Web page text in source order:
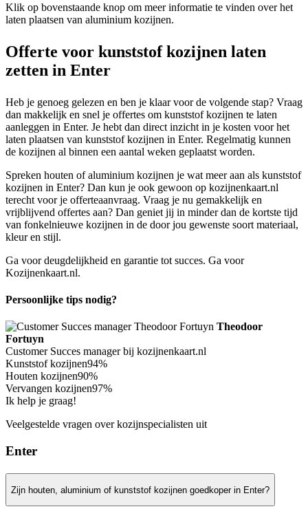
Klik op bovenstaande knop om meer informatie te vinden over het
laten plaatsen van aluminium kozijnen.
Offerte voor kunststof kozijnen laten
zetten in Enter
Heb je genoeg gelezen en ben je klaar voor de volgende stap? Vraag
dan makkelijk en snel je offertes om kunststof kozijnen te laten
aanleggen in Enter. Je hebt dan direct inzicht in je kosten voor het
laten plaatsen van kunststof kozijnen in Enter. Regelmatig kunnen
de kozijnen al binnen een aantal weken geplaatst worden.
Spreken houten of aluminium kozijnen je wat meer aan als kunststof
kozijnen in Enter? Dan kun je ook gewoon op kozijnenkaart.nl
terecht voor je offerteaanvraag. Vraag je nu gemakkelijk en
vrijblijvend offertes aan? Dan geniet jij in minder dan de kortste tijd
van fonkelnieuwe kozijnen in de door jou gewenste soort materiaal,
kleur en stijl.
Ga voor deugdelijkheid en garantie tot succes. Ga voor
Kozijnenkaart.nl.
Persoonlijke tips nodig?
Theodoor
Fortuyn
Customer Succes manager bij kozijnenkaart.nl
Kunststof kozijnen94%
Houten kozijnen90%
Vervangen kozijnen97%
Ik help je graag!
Veelgestelde vragen over kozijnspecialisten uit
Enter
Zijn houten, aluminium of kunststof kozijnen goedkoper in Enter?